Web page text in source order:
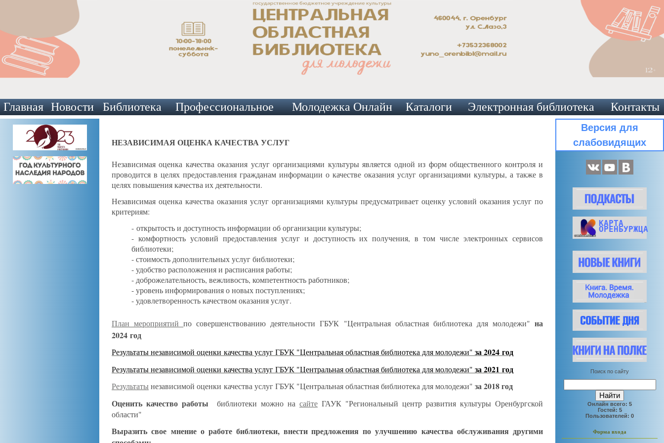
Главная Новости Библиотека Профессиональное Молодежка Онлайн Каталоги Электронная библиотека Контакты
НЕЗАВИСИМАЯ ОЦЕНКА КАЧЕСТВА УСЛУГ
Независимая оценка качества оказания услуг организациями культуры является одной из форм общественного контроля и
проводится в целях предоставления гражданам информации о качестве оказания услуг организациями культуры, а также в
целях повышения качества их деятельности.
Независимая оценка качества оказания услуг организациями культуры предусматривает оценку условий оказания услуг по
критериям:
- открытость и доступность информации об организации культуры;
- комфортность условий предоставления услуг и доступность их получения, в том числе электронных сервисов
библиотеки;
- стоимость дополнительных услуг библиотеки;
- удобство расположения и расписания работы;
- доброжелательность, вежливость, компетентность работников;
- уровень информирования о новых поступлениях;
- удовлетворенность качеством оказания услуг.
План мероприятий по совершенствованию деятельности ГБУК "Центральная областная библиотека для молодежи"на
2024 год
Результаты независимой оценки качества услуг ГБУК "Центральная областная библиотека для молодежи" за 2024 год
Результатынезависимой оценки качества услуг ГБУК "Центральная областная библиотека для молодежи" за 2021 год
Результаты независимой оценки качества услуг ГБУК "Центральная областная библиотека для молодежи" за 2018 год
Оценить качество работы библиотеки можно на сайте ГАУК "Региональный центр развития культуры Оренбургской
области"
Выразить свое мнение о работе библиотеки, внести предложения по улучшению качества обслуживания другими
Версия для
слабовидящих
КАРТА
ОРЕНБУРЖЦА
Поиск по сайту
Онлайн всего: 5
Гостей: 5
Пользователей: 0
Форма входа